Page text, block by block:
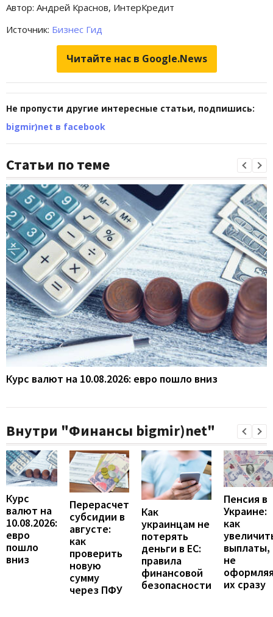
Автор: Андрей Краснов, ИнтерКредит
Источник: Бизнес Гид
Читайте нас в Google.News
Не пропусти другие интересные статьи, подпишись:
bigmir)net в facebook
Статьи по теме
Курс валют на 10.08.2026: евро пошло вниз
Внутри "Финансы bigmir)net"
Курс
валют на
10.08.2026:
евро
пошло
вниз
Перерасчет
субсидии в
августе:
как
проверить
новую
сумму
через ПФУ
Как
украинцам не
потерять
деньги в ЕС:
правила
финансовой
безопасности
Пенсия в
Украине:
как
выплаты,
не
их сразу